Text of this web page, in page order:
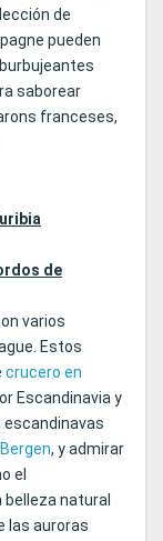
de
pueden
saborear
franceses,
de
varios
Estos
crucero en
Escandinavia y
Bergen, y admirar
el
belleza natural
las auroras